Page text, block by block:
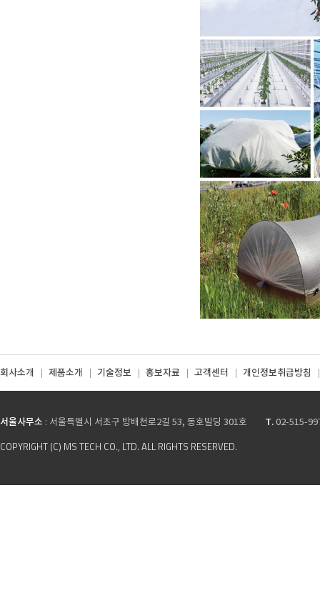
회사소개 제품소개 기술정보 홍보자료 고객센터 개인정보취급방침
서울사무소 : 서울특별시 서초구 방배천로2길 53, 동호빌딩 301호 T. 02-515-
COPYRIGHT (C) MS TECH CO., LTD. ALL RIGHTS RESERVED.